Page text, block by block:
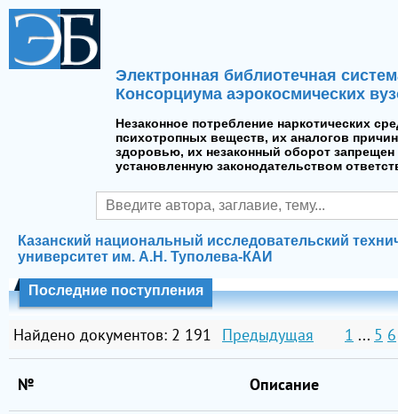
Электронная библиотечная
Консорциума аэрокосмических
Незаконное потребление наркотических
психотропных веществ, их аналогов
здоровью, их незаконный оборот запрещен
установленную законодательством
Казанский национальный исследовательский
университет им. А.Н. Туполева-КАИ
Последние поступления
Найдено документов: 2 191 Предыдущая 1 ... 5 6
№
Описание